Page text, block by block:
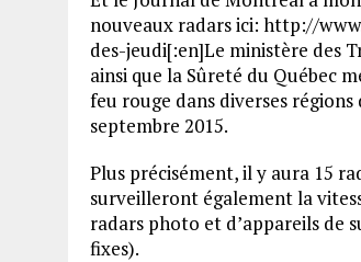
nouveaux radars ici: http://
des-jeudi[:en]Le ministère des
ainsi que la Sûreté du Québec
feu rouge dans diverses
septembre 2015.
Plus précisément, il y aura 15
surveilleront également la
radars photo et d’appareils de
fixes).